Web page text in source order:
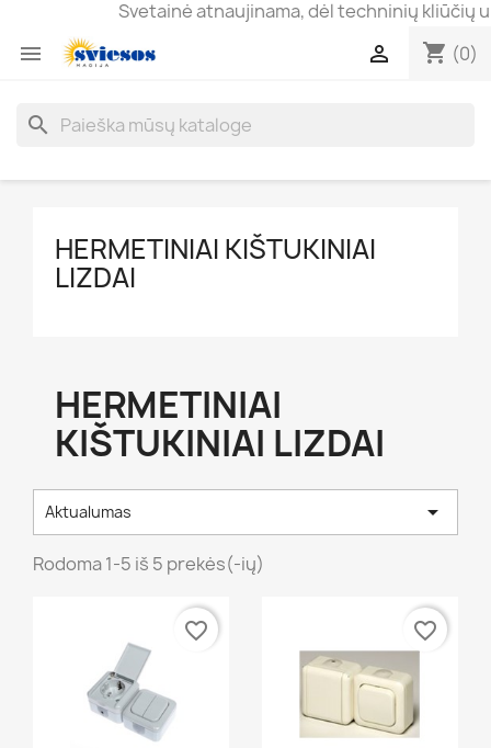
Svetainė atnaujinama, dėl techninių kliūčių
 shopping_cart (0)

search
HERMETINIAI KIŠTUKINIAI
LIZDAI
HERMETINIAI
KIŠTUKINIAI LIZDAI
Aktualumas 
Rodoma 1-5 iš 5 prekės(-ių)
favorite_border favorite_border